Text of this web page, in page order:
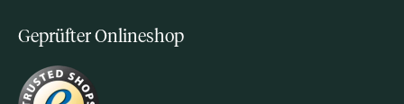
Geprüfter Onlineshop